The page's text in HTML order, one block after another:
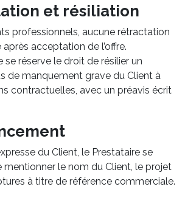
et résiliation
professionnels, aucune rétractation
après acceptation de l’offre.
se réserve le droit de résilier un
de manquement grave du Client à
contractuelles, avec un préavis écrit
du Client, le Prestataire se
mentionner le nom du Client, le projet
à titre de référence commerciale.